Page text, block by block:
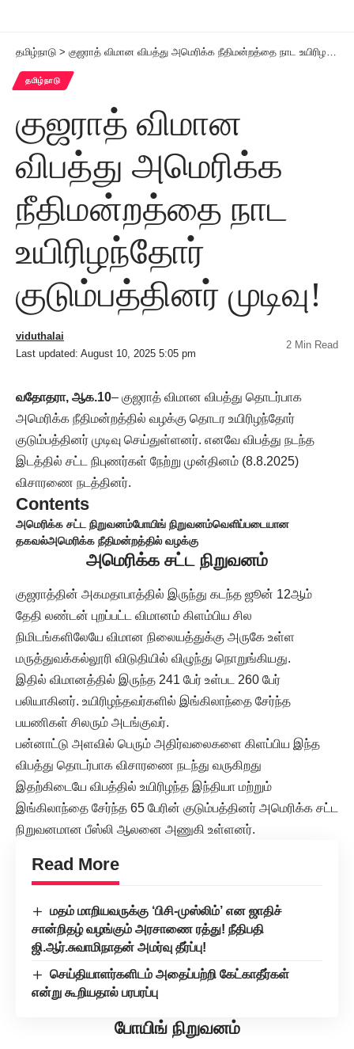
தமிழ்நாடு > குஜராத் விமான விபத்து அமெரிக்க நீதிமன்றத்தை நாட உயிரிழந்தோர் குடும்பத்தினர் முடிவு!
தமிழ்நாடு
குஜராத் விமான
விபத்து அமெரிக்க
நீதிமன்றத்தை நாட
உயிரிழந்தோர்
குடும்பத்தினர் முடிவு!
Last updated: August 10, 2025 5:05 pm
viduthalai
2 Min Read
வதோதரா, ஆக.10– குஜராத் விமான விபத்து தொடர்பாக
அமெரிக்க நீதிமன்றத்தில் வழக்கு தொடர உயிரிழந்தோர்
குடும்பத்தினர் முடிவு செய்துள்ளனர். எனவே விபத்து நடந்த
இடத்தில் சட்ட நிபுணர்கள் நேற்று முன்தினம் (8.8.2025)
விசாரணை நடத்தினர்.
Contents
அமெரிக்க சட்ட நிறுவனம்போயிங் நிறுவனம்வெளிப்படையான
தகவல்அமெரிக்க நீதிமன்றத்தில் வழக்கு
அமெரிக்க சட்ட நிறுவனம்
குஜராத்தின் அகமதாபாத்தில் இருந்து கடந்த ஜூன் 12ஆம்
தேதி லண்டன் புறப்பட்ட விமானம் கிளம்பிய சில
நிமிடங்களிலேயே விமான நிலையத்துக்கு அருகே உள்ள
மருத்துவக்கல்லூரி விடுதியில் விழுந்து நொறுங்கியது.
இதில் விமானத்தில் இருந்த 241 பேர் உள்பட 260 பேர்
பலியாகினர். உயிரிழந்தவர்களில் இங்கிலாந்தை சேர்ந்த
பயணிகள் சிலரும் அடங்குவர்.
பன்னாட்டு அளவில் பெரும் அதிர்வலைகளை கிளப்பிய இந்த
விபத்து தொடர்பாக விசாரணை நடந்து வருகிறது
இதற்கிடையே விபத்தில் உயிரிழந்த இந்தியா மற்றும்
இங்கிலாந்தை சேர்ந்த 65 பேரின் குடும்பத்தினர் அமெரிக்க சட்ட
நிறுவனமான பீஸ்லி ஆலனை அணுகி உள்ளனர்.
Read More
மதம் மாறியவருக்கு ‘பிசி-முஸ்லிம்’ என ஜாதிச்
சான்றிதழ் வழங்கும் அரசாணை ரத்து! நீதிபதி
ஜி.ஆர்.சுவாமிநாதன் அமர்வு தீர்ப்பு!
செய்தியாளர்களிடம் அதைப்பற்றி கேட்காதீர்கள்
என்று கூறியதால் பரபரப்பு
போயிங் நிறுவனம்